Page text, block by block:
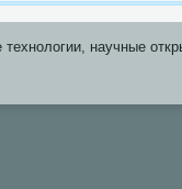
научные